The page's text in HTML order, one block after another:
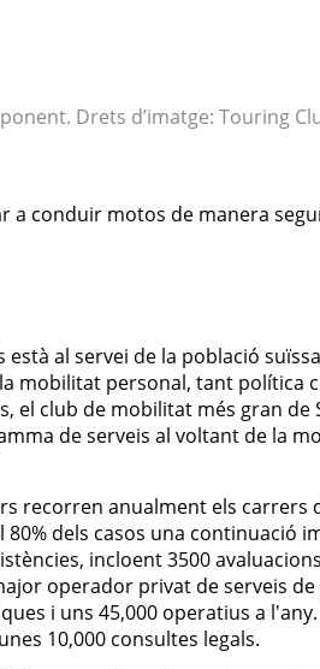
Drets d’imatge: Touring
a conduir motos de manera
al servei de la població
mobilitat personal, tant política
el club de mobilitat més gran de
de serveis al voltant de la
recorren anualment els carrers
dels casos una continuació
incloent 3500 avaluacions
operador privat de serveis
i uns 45,000 operatius a l'any.
10,000 consultes legals.